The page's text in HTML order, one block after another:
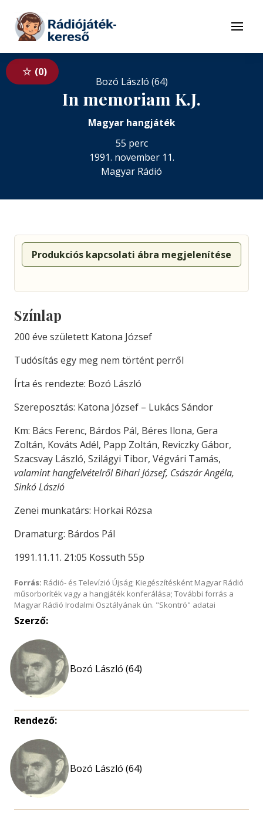
Tovább a tartalomhoz
Menü
0
Bozó László (64)
In memoriam K.J.
Magyar hangjáték
55 perc
1991. november 11.
Magyar Rádió
Produkciós kapcsolati ábra megjelenítése
Színlap
200 éve született Katona József
Tudósítás egy meg nem történt perről
Írta és rendezte: Bozó László
Szereposztás: Katona József – Lukács Sándor
Km: Bács Ferenc, Bárdos Pál, Béres Ilona, Gera
Zoltán, Kováts Adél, Papp Zoltán, Reviczky Gábor,
Szacsvay László, Szilágyi Tibor, Végvári Tamás,
valamint hangfelvételről Bihari József, Császár Angéla,
Sinkó László
Zenei munkatárs: Horkai Rózsa
Dramaturg: Bárdos Pál
1991.11.11. 21:05 Kossuth 55p
Forrás: Rádió- és Televízió Újság; Kiegészítésként Magyar Rádió
műsorboríték vagy a hangjáték konferálása; További forrás a
Magyar Rádió Irodalmi Osztályának ún. "Skontró" adatai
Szerző:
Bozó László (64)
Rendező:
Bozó László (64)